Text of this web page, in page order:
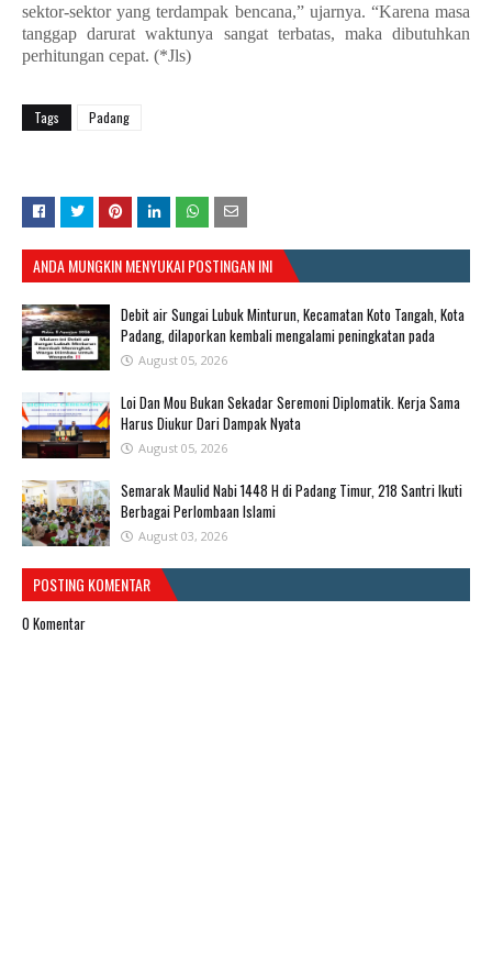
sektor-sektor yang terdampak bencana,” ujarnya. “Karena masa
tanggap darurat waktunya sangat terbatas, maka dibutuhkan
perhitungan cepat. (*Jls)
Tags Padang
ANDA MUNGKIN MENYUKAI POSTINGAN INI
Debit air Sungai Lubuk Minturun, Kecamatan Koto Tangah, Kota
Padang, dilaporkan kembali mengalami peningkatan pada
August 05, 2026
Loi Dan Mou Bukan Sekadar Seremoni Diplomatik. Kerja Sama
Harus Diukur Dari Dampak Nyata
August 05, 2026
Semarak Maulid Nabi 1448 H di Padang Timur, 218 Santri Ikuti
Berbagai Perlombaan Islami
August 03, 2026
POSTING KOMENTAR
0 Komentar